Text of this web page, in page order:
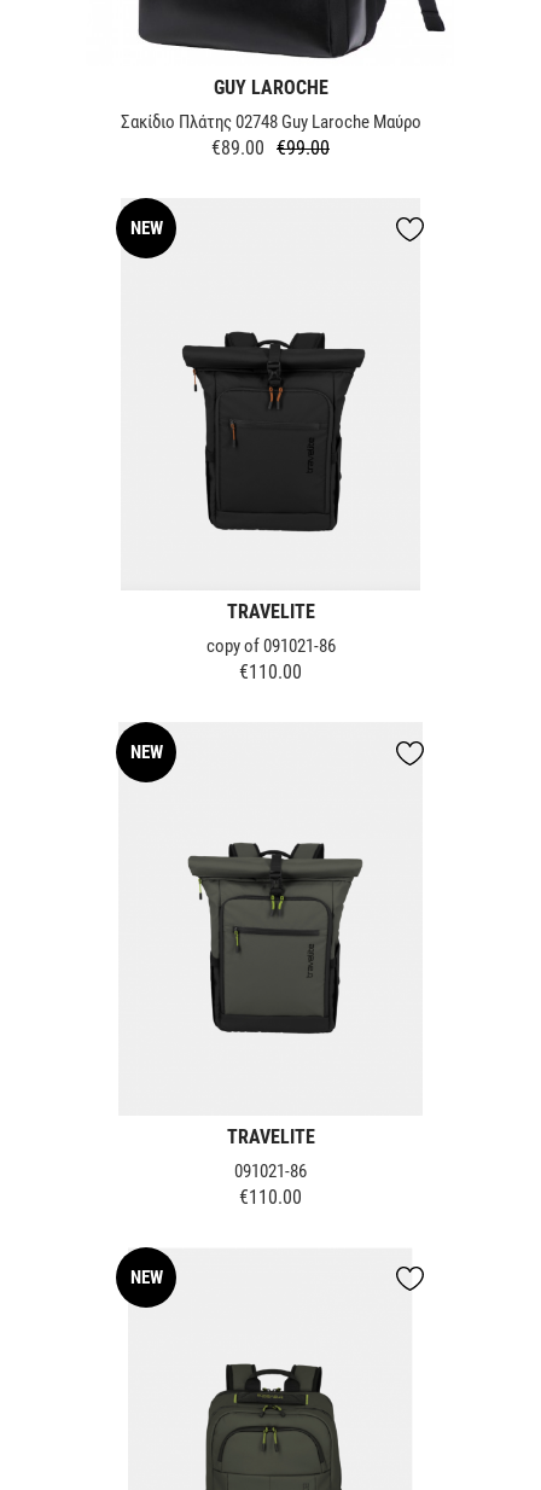
GUY LAROCHE
Σακίδιο Πλάτης 02748 Guy Laroche Μαύρο
Regular
€99.00
Price
€89.00
NEW
TRAVELITE
copy of 091021-86
Price
€110.00
NEW
TRAVELITE
091021-86
Price
€110.00
NEW